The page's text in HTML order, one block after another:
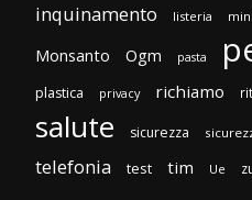
inquinamento listeria
Monsanto Ogm pasta
plastica privacy richiamo
salute sicurezza
telefonia test tim Ue